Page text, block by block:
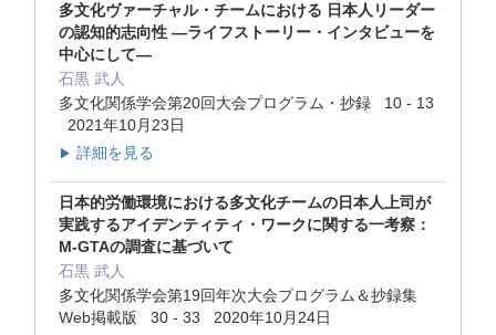
多文化ヴァーチャル・チームにおける 日本人リーダー
の認知的志向性 ―ライフストーリー・インタビューを
中心にして―
石黒 武人
多文化関係学会第20回大会プログラム・抄録 10 - 13
2021年10月23日
▶ 詳細を見る
日本的労働環境における多文化チームの日本人上司が
実践するアイデンティティ・ワークに関する一考察：
M-GTAの調査に基づいて
石黒 武人
多文化関係学会第19回年次大会プログラム＆抄録集
Web掲載版 30 - 33 2020年10月24日